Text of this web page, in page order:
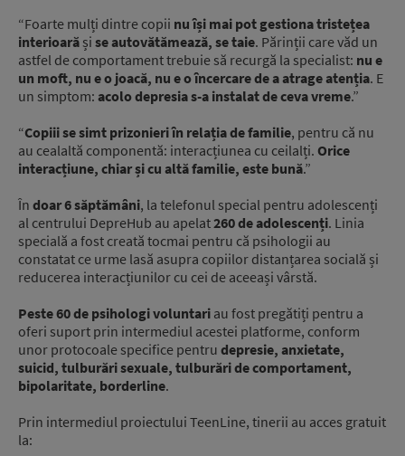
“Foarte mulți dintre copii nu își mai pot gestiona tristețea
interioară și se autovătămează, se taie. Părinții care văd un
astfel de comportament trebuie să recurgă la specialist: nu e
un moft, nu e o joacă, nu e o încercare de a atrage atenția. E
un simptom: acolo depresia s-a instalat de ceva vreme.”
“Copiii se simt prizonieri în relația de familie, pentru că nu
au cealaltă componentă: interacțiunea cu ceilalți. Orice
interacțiune, chiar și cu altă familie, este bună.”
În doar 6 săptămâni, la telefonul special pentru adolescenți
al centrului DepreHub au apelat260 de adolescenți. Linia
specială a fost creată tocmai pentru că psihologii au
constatat ce urme lasă asupra copiilor distanțarea socială și
reducerea interacțiunilor cu cei de aceeași vârstă.
Peste 60 de psihologi voluntari au fost pregătiți pentru a
oferi suport prin intermediul acestei platforme, conform
unor protocoale specifice pentru depresie, anxietate,
suicid, tulburări sexuale, tulburări de comportament,
bipolaritate, borderline.
Prin intermediul proiectului TeenLine, tinerii au acces gratuit
la: